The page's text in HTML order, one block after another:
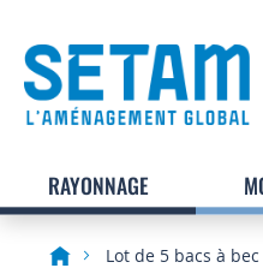
RAYONNAGE
Lot de 5 bacs à